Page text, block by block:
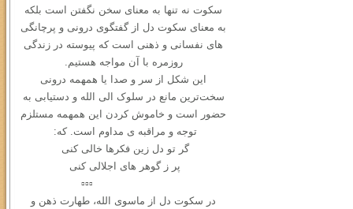
سکوت نه ‌تنها به معنای سخن نگفتن است بلکه
به معنای سکوت دل از گفتگوی درونی و ‌پرچانگی
های نفسانی و ذهنی است که پیوسته در زندگی
روزمره با آن مواجه هستیم.
این شکل از سر و صدا یا همهمه‌ درونی
سخت‌ترین مانع در سلوک الی الله و دستیابی به
حضور است و خاموش کردن این همهمه مستلزم
توجه و مراقبه ی مداوم است. که:
گر تو دل زین فکرها خالی کنی
پر ز گوهر های اجلالی کنی
▫️▫️▫️
در سكوت دل از ماسوی الله، طهارت ذهن و